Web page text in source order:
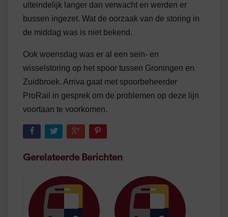
uiteindelijk langer dan verwacht en werden er
bussen ingezet. Wat de oorzaak van de storing in
de middag was is niet bekend.
Ook woensdag was er al een sein- en
wisselstoring op het spoor tussen Groningen en
Zuidbroek. Arriva gaat met spoorbeheerder
ProRail in gesprek om de problemen op deze lijn
voortaan te voorkomen.
Gerelateerde Berichten